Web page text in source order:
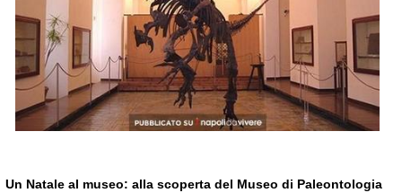
Un Natale al museo: alla scoperta del Museo di Paleontologia